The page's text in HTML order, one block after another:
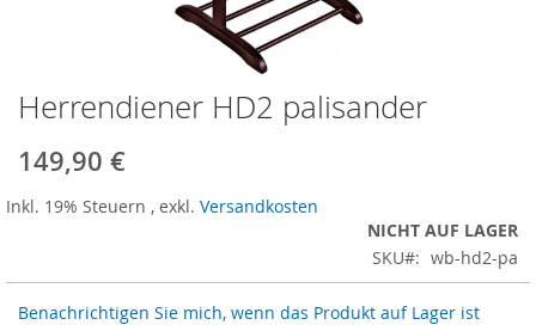
Herrendiener HD2 palisander
149,90 €
Inkl. 19% Steuern , exkl. Versandkosten
NICHT AUF LAGER
SKU
wb-hd2-pa
Benachrichtigen Sie mich, wenn das Produkt auf Lager ist
Zum
Anfang
der
Bildergalerie
springen